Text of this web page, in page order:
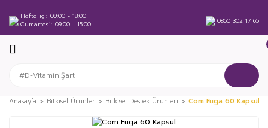
Hafta içi 09:00 - 18:00
Cumartesi 09:00 - 15:00 0850 302 17 65
Anasayfa Bitkisel Ürünler Bitkisel Destek Ürünleri Com Fuga 60 Kapsül